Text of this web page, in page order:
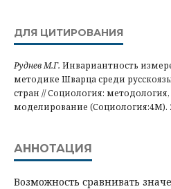
ДЛЯ ЦИТИРОВАНИЯ
Руднев М.Г. Инвариантность
методике Шварца среди
стран // Социология:
моделирование (Социология:4М).
АННОТАЦИЯ
Возможность сравнивать